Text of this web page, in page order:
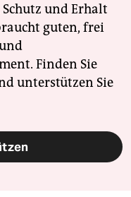
und Erhalt
guten, frei
Finden Sie
unterstützen Sie